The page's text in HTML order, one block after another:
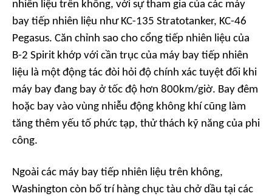
nhiên liệu trên không, với sự tham gia của các máy
bay tiếp nhiên liệu như KC-135 Stratotanker, KC-46
Pegasus. Căn chỉnh sao cho cổng tiếp nhiên liệu của
B-2 Spirit khớp với cần trục của máy bay tiếp nhiên
liệu là một động tác đòi hỏi độ chính xác tuyệt đối khi
máy bay đang bay ở tốc độ hơn 800km/giờ. Bay đêm
hoặc bay vào vùng nhiễu động không khí cũng làm
tăng thêm yếu tố phức tạp, thử thách kỹ năng của phi
công.
Ngoài các máy bay tiếp nhiên liệu trên không,
Washington còn bố trí hàng chục tàu chở dầu tại các